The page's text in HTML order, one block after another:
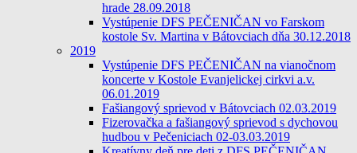
hrade 28.09.2018
Vystúpenie DFS PEČENIČAN vo Farskom
kostole Sv. Martina v Bátovciach dňa 30.12.2018
2019
Vystúpenie DFS PEČENIČAN na vianočnom
koncerte v Kostole Evanjelickej cirkvi a.v.
06.01.2019
Fašiangový sprievod v Bátovciach 02.03.2019
Fizerovačka a fašiangový sprievod s dychovou
hudbou v Pečeniciach 02-03.03.2019